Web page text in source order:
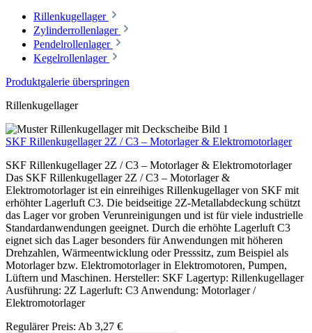
Rillenkugellager
Zylinderrollenlager
Pendelrollenlager
Kegelrollenlager
Produktgalerie überspringen
Rillenkugellager
SKF Rillenkugellager 2Z / C3 – Motorlager & Elektromotorlager
SKF Rillenkugellager 2Z / C3 – Motorlager & Elektromotorlager
Das SKF Rillenkugellager 2Z / C3 – Motorlager &
Elektromotorlager ist ein einreihiges Rillenkugellager von SKF mit
erhöhter Lagerluft C3. Die beidseitige 2Z-Metallabdeckung schützt
das Lager vor groben Verunreinigungen und ist für viele industrielle
Standardanwendungen geeignet. Durch die erhöhte Lagerluft C3
eignet sich das Lager besonders für Anwendungen mit höheren
Drehzahlen, Wärmeentwicklung oder Presssitz, zum Beispiel als
Motorlager bzw. Elektromotorlager in Elektromotoren, Pumpen,
Lüftern und Maschinen. Hersteller: SKF Lagertyp: Rillenkugellager
Ausführung: 2Z Lagerluft: C3 Anwendung: Motorlager /
Elektromotorlager
Regulärer Preis: Ab 3,27 €